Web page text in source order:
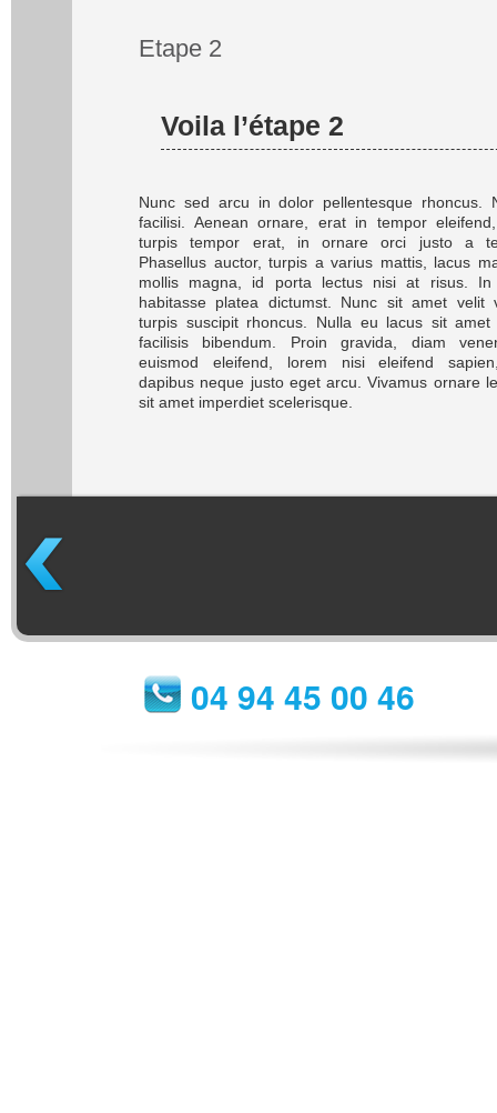
Etape 2
Voila l’étape 2
Nunc sed arcu in dolor pellentesque rhoncus.
facilisi. Aenean ornare, erat in tempor
turpis tempor erat, in ornare orci justo a
Phasellus auctor, turpis a varius mattis, lacus
mollis magna, id porta lectus nisi at risus. In
habitasse platea dictumst. Nunc sit amet velit
turpis suscipit rhoncus. Nulla eu lacus sit amet
facilisis bibendum. Proin gravida, diam
euismod eleifend, lorem nisi eleifend
dapibus neque justo eget arcu. Vivamus ornare
sit amet imperdiet scelerisque.
04 94 45 00 46